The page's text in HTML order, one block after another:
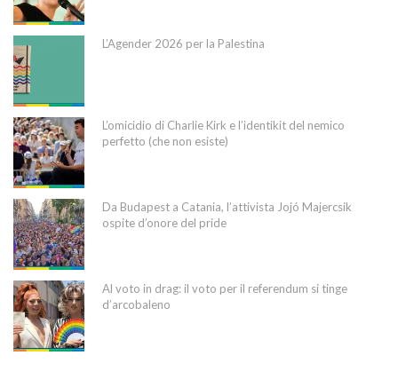
L’Agender 2026 per la Palestina
L’omicidio di Charlie Kirk e l’identikit del nemico
perfetto (che non esiste)
Da Budapest a Catania, l’attivista Jojó Majercsik
ospite d’onore del pride
Al voto in drag: il voto per il referendum si tinge
d’arcobaleno